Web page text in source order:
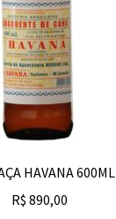
HAVANA 600ML
R$ 890,00